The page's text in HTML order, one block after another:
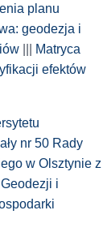
planu
geodezja i
Matryca
efektów
nr 50 Rady
w Olsztynie z
i